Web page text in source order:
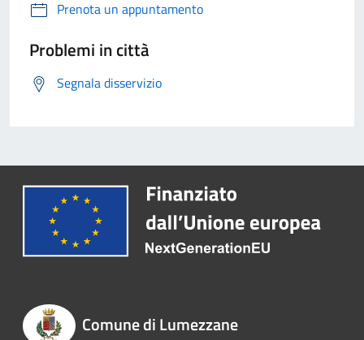
Prenota un appuntamento
Problemi in città
Segnala disservizio
Comune di Lumezzane